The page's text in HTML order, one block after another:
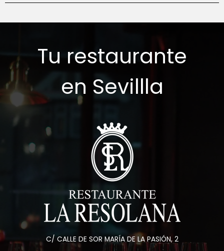
Tu restaurante
en Sevillla
C/ CALLE DE SOR MARÍA DE LA PASIÓN, 2